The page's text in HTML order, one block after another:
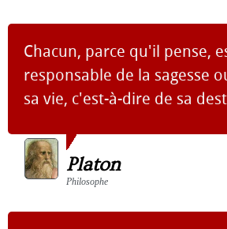
Chacun, parce qu'il pense,
responsable de la sagesse
sa vie, c'est-à-dire de sa
Platon
Philosophe